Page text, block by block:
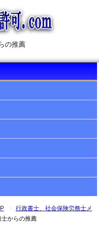
の推薦
行政書士、社会保険労務士メ
からの推薦